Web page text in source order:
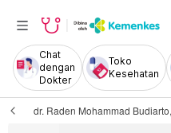
Chat
dengan
Dokter
Toko
Kesehatan
dr. Raden Mohammad